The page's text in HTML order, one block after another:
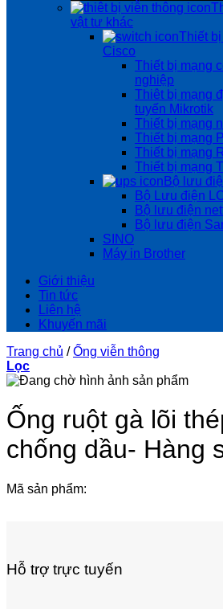
vật tư khác
Thiết
Cisco
Thiết bị mạng
nghiệp
Thiêt bị mạng
tuyến Mikrotik
Thiết bị mạng
Thiết bị mạng
Thiết bị mạng
Thiết bị mạng
Bộ lưu
Bộ Lưu điện
Bộ lưu điện
Bộ lưu điện
SINO
Máy in Brother
Giới thiệu
Tin tức
Liên hệ
Khuyến mãi
Trang chủ / Ống viễn thông
Lọc
Ống ruột gà lõi
chống dầu- Hàng
Mã sản phẩm:
Hỗ trợ trực tuyến